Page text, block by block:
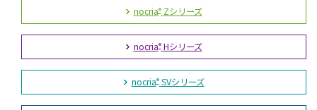
nocria®Zシリーズ
nocria®Hシリーズ
nocria®SVシリーズ